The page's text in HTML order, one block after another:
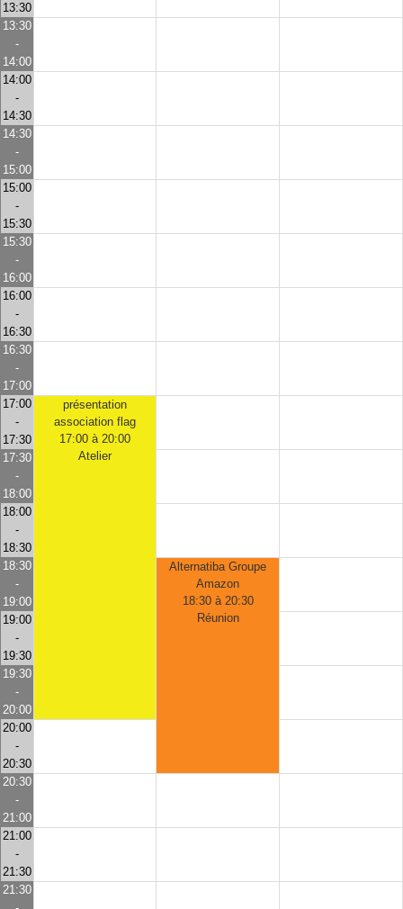
13:30
13:30
-
14:00
14:00
-
14:30
14:30
-
15:00
15:00
-
15:30
15:30
-
16:00
16:00
-
16:30
16:30
-
17:00
17:00
-
17:30
présentation
association flag
17:00 à 20:00
Atelier
17:30
-
18:00
18:00
-
18:30
18:30
-
19:00
Alternatiba Groupe
Amazon
18:30 à 20:30
Réunion
19:00
-
19:30
19:30
-
20:00
20:00
-
20:30
20:30
-
21:00
21:00
-
21:30
21:30